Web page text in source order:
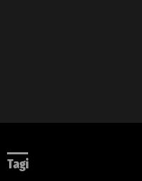
Tagi